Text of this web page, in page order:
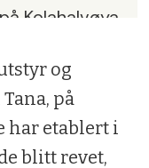
Kolahalvøya
60-tallet. I
men mest i
plutselige
og
på
har etablert i
blitt revet,